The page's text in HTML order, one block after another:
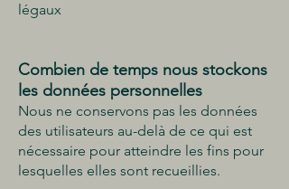
légaux
Combien de temps nous stockons
les données personnelles
Nous ne conservons pas les données
des utilisateurs au-delà de ce qui est
nécessaire pour atteindre les fins pour
lesquelles elles sont recueillies.